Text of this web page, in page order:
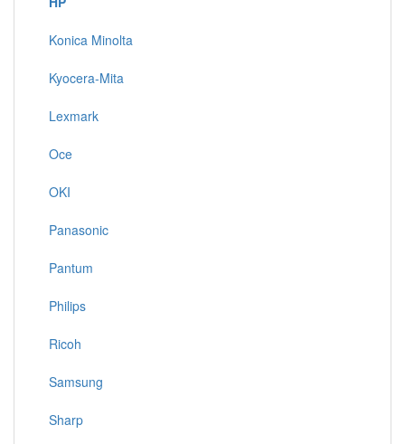
Konica Minolta
Kyocera-Mita
Lexmark
Oce
OKI
Panasonic
Pantum
Philips
Ricoh
Samsung
Sharp